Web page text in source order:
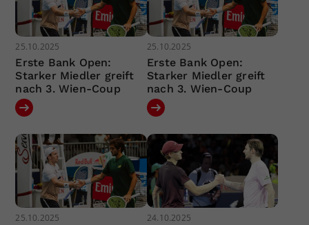
25.10.2025
Erste Bank Open:
Starker Miedler greift
nach 3. Wien-Coup
25.10.2025
Erste Bank Open:
Starker Miedler greift
nach 3. Wien-Coup
25.10.2025 24.10.2025